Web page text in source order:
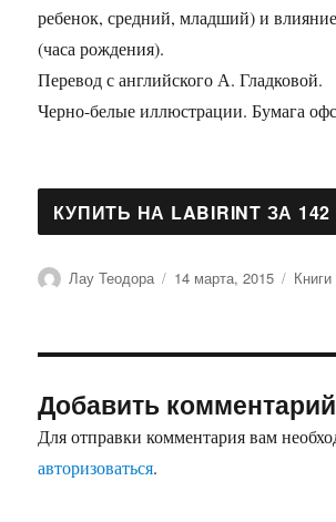
ребенок, средний, младший) и
(часа рождения).
Перевод с английского А. Гладковой.
Черно-белые иллюстрации. Бумага
Автор
Лау Теодора Опубликовано
14 марта, 2015 Книги
Добавить комментарий
Для отправки комментария вам
авторизоваться.